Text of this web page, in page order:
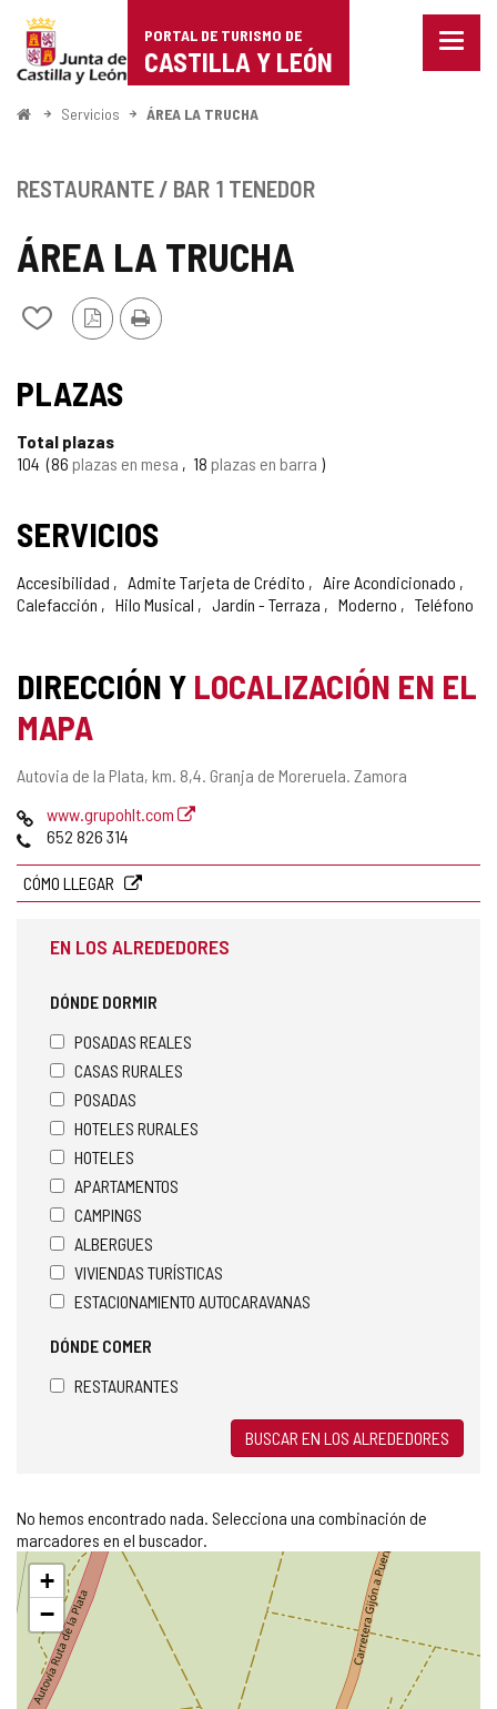
Portal
de
Turismo
Castilla
León
PORTAL DE TURISMO DE
CASTILLA Y LEÓN
Menu
InicioServicios ÁREA LA TRUCHA
ÁREA LA TRUCHA
Añadir/quitar
cuadernos
Versión
PDF
Imprimir
RESTAURANTE / BAR 1 TENEDOR
PLAZAS
Total plazas
104 86 plazas en mesa 18 plazas en barra
SERVICIOS
Accesibilidad Admite Tarjeta de Crédito
Aire Acondicionado
Calefacción
Hilo Musical Jardín - Terraza Moderno Teléfono
DIRECCIÓN Y LOCALIZACIÓN EN EL
MAPA
Dirección
Autovia de la Plata, km. 8,4. Granja de Moreruela. Zamora
Página
Web
www.grupohlt.com
Teléfonos
652 826 314
CÓMO LLEGAR
EN LOS ALREDEDORES
DÓNDE DORMIR
POSADAS REALES
CASAS RURALES
POSADAS
HOTELES RURALES
HOTELES
APARTAMENTOS
CAMPINGS
ALBERGUES
VIVIENDAS TURÍSTICAS
ESTACIONAMIENTO AUTOCARAVANAS
DÓNDE COMER
RESTAURANTES
BUSCAR EN LOS ALREDEDORES
No hemos encontrado nada. Selecciona una combinación de
marcadores en el buscador.
Saltar
mapa
+
−